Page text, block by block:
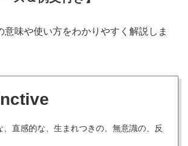
意味や使い方をわかりやすく解説しま
、直感的な、生まれつきの、無意識の、反